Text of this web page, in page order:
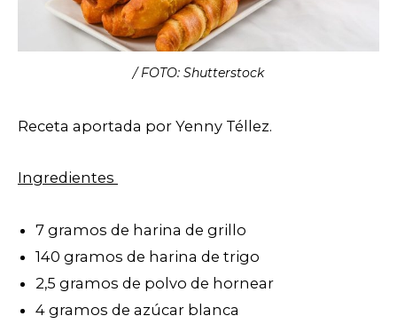
/ FOTO: Shutterstock
Receta aportada por Yenny Téllez.
Ingredientes
7 gramos de harina de grillo
140 gramos de harina de trigo
2,5 gramos de polvo de hornear
4 gramos de azúcar blanca